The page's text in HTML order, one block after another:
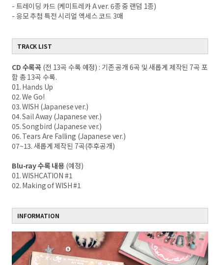
- 트레이딩 카드 (케미트레카 A ver. 6종 중 랜덤 1종)
- 응모 추첨 특전 시리얼 엑세스 코드 3매
TRACK LIST
CD 수록곡 (전 13곡 수록 예정) : 기존 공개 6곡 및 새롭게 제작된 7곡 포
함 총 13곡 수록.
01. Hands Up
02. We Go!
03. WISH (Japanese ver.)
04. Sail Away (Japanese ver.)
05. Songbird (Japanese ver.)
06. Tears Are Falling (Japanese ver.)
07~13. 새롭게 제작된 7곡(추후공개)
Blu-ray 수록 내용 (예정)
01. WISHCATION #1
02. Making of WISH #1
INFORMATION